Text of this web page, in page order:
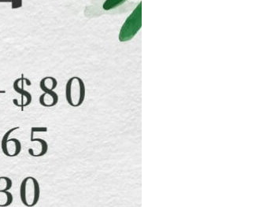
依據個別帳號之用戶狀況，依本公司
有額度不足之情形，本公司將視審查
人資訊註冊。若發現惡意使用之情